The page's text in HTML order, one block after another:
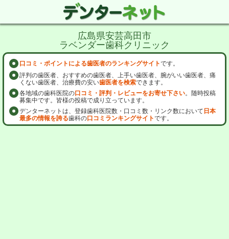
広島県安芸高田市
ラベンダー歯科クリニック
口コミ・ポイントによる歯医者のランキングサイトです。
評判の歯医者、おすすめの歯医者、上手い歯医者、腕がいい歯医者、痛
くない歯医者、治療費の安い歯医者を検索できます。
各地域の歯科医院の口コミ・評判・レビューをお寄せ下さい。随時投稿
募集中です。皆様の投稿で成り立っています。
デンターネットは、登録歯科医院数・口コミ数・リンク数において 日本
最多の情報を誇る歯科の口コミランキングサイトです。